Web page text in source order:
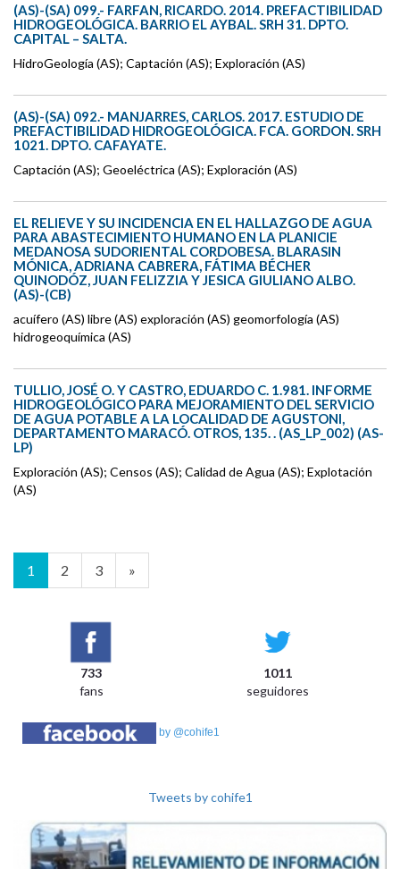
(AS)-(SA) 099.- FARFAN, RICARDO. 2014. PREFACTIBILIDAD
HIDROGEOLÓGICA. BARRIO EL AYBAL. SRH 31. DPTO.
CAPITAL – SALTA.
HidroGeología (AS); Captación (AS); Exploración (AS)
(AS)-(SA) 092.- MANJARRES, CARLOS. 2017. ESTUDIO DE
PREFACTIBILIDAD HIDROGEOLÓGICA. FCA. GORDON. SRH
1021. DPTO. CAFAYATE.
Captación (AS); Geoeléctrica (AS); Exploración (AS)
EL RELIEVE Y SU INCIDENCIA EN EL HALLAZGO DE AGUA
PARA ABASTECIMIENTO HUMANO EN LA PLANICIE
MEDANOSA SUDORIENTAL CORDOBESA. BLARASIN
MÓNICA, ADRIANA CABRERA, FÁTIMA BÉCHER
QUINODÓZ, JUAN FELIZZIA Y JESICA GIULIANO ALBO.
(AS)-(CB)
acuífero (AS) libre (AS) exploración (AS) geomorfología (AS)
hidrogeoquímica (AS)
TULLIO, JOSÉ O. Y CASTRO, EDUARDO C. 1.981. INFORME
HIDROGEOLÓGICO PARA MEJORAMIENTO DEL SERVICIO
DE AGUA POTABLE A LA LOCALIDAD DE AGUSTONI,
DEPARTAMENTO MARACÓ. OTROS, 135. . (AS_LP_002) (AS-
LP)
Exploración (AS); Censos (AS); Calidad de Agua (AS); Explotación
(AS)
1 2 3 »
733
1011
fans
seguidores
by @cohife1
Tweets by cohife1